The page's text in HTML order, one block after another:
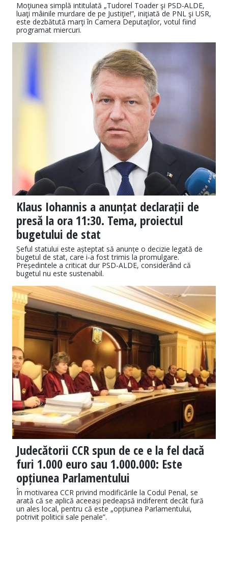
Moţiunea simplă intitulată „Tudorel Toader şi PSD-ALDE,
luaţi mâinile murdare de pe Justiţie!”, iniţiată de PNL şi USR,
este dezbătută marţi în Camera Deputaţilor, votul fiind
programat miercuri.
Klaus Iohannis a anunțat declarații de
presă la ora 11:30. Tema, proiectul
bugetului de stat
Șeful statului este așteptat să anunțe o decizie legată de
bugetul de stat, care i-a fost trimis la promulgare.
Președintele a criticat dur PSD-ALDE, considerând că
bugetul nu este sustenabil.
Judecătorii CCR spun de ce e la fel dacă
furi 1.000 euro sau 1.000.000: Este
opțiunea Parlamentului
În motivarea CCR privind modificările la Codul Penal, se
arată că se aplică aceeași pedeapsă indiferent decât fură
un ales local, pentru că este „opțiunea Parlamentului,
potrivit politicii sale penale”.